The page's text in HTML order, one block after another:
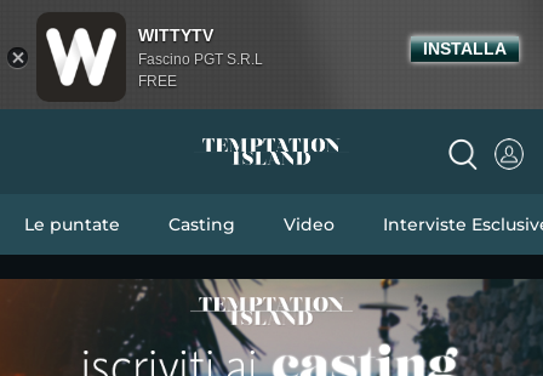
Le puntate Casting Video Interviste
WITTYTV
Fascino PGT S.R.L
FREE
INSTALLA